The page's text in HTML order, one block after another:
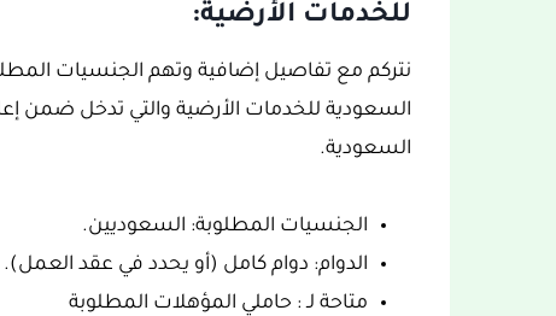
للخدمات الأرضية:
نتركم مع تفاصيل إضافية وتهم الجنسيات
السعودية للخدمات الأرضية والتي تدخل ضمن
السعودية.
الجنسيات المطلوبة: السعوديين.
الدوام: دوام كامل (أو يحدد في عقد العمل).
متاحة لـ : حاملي المؤهلات المطلوبة